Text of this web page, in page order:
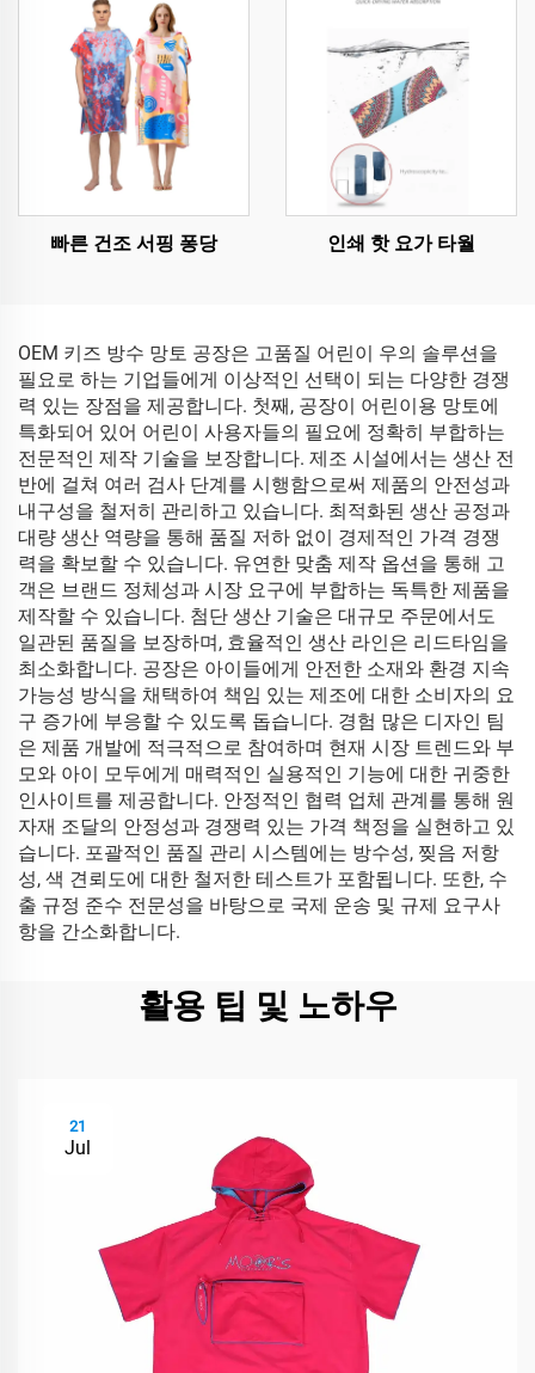
빠른 건조 서핑 퐁당 인쇄 핫 요가 타월
OEM 키즈 방수 망토 공장은 고품질 어린이 우의 솔루션을
필요로 하는 기업들에게 이상적인 선택이 되는 다양한 경쟁
력 있는 장점을 제공합니다. 첫째, 공장이 어린이용 망토에
특화되어 있어 어린이 사용자들의 필요에 정확히 부합하는
전문적인 제작 기술을 보장합니다. 제조 시설에서는 생산 전
반에 걸쳐 여러 검사 단계를 시행함으로써 제품의 안전성과
내구성을 철저히 관리하고 있습니다. 최적화된 생산 공정과
대량 생산 역량을 통해 품질 저하 없이 경제적인 가격 경쟁
력을 확보할 수 있습니다. 유연한 맞춤 제작 옵션을 통해 고
객은 브랜드 정체성과 시장 요구에 부합하는 독특한 제품을
제작할 수 있습니다. 첨단 생산 기술은 대규모 주문에서도
일관된 품질을 보장하며, 효율적인 생산 라인은 리드타임을
최소화합니다. 공장은 아이들에게 안전한 소재와 환경 지속
가능성 방식을 채택하여 책임 있는 제조에 대한 소비자의 요
구 증가에 부응할 수 있도록 돕습니다. 경험 많은 디자인 팀
은 제품 개발에 적극적으로 참여하며 현재 시장 트렌드와 부
모와 아이 모두에게 매력적인 실용적인 기능에 대한 귀중한
인사이트를 제공합니다. 안정적인 협력 업체 관계를 통해 원
자재 조달의 안정성과 경쟁력 있는 가격 책정을 실현하고 있
습니다. 포괄적인 품질 관리 시스템에는 방수성, 찢음 저항
성, 색 견뢰도에 대한 철저한 테스트가 포함됩니다. 또한, 수
출 규정 준수 전문성을 바탕으로 국제 운송 및 규제 요구사
항을 간소화합니다.
활용 팁 및 노하우
21
Jul